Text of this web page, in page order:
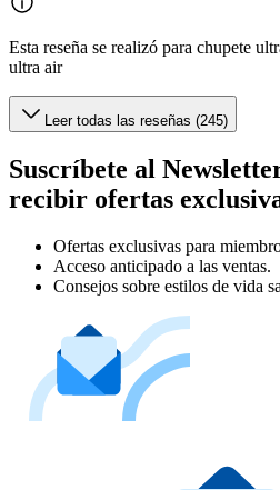
Esta reseña se realizó para chupete
ultra air
Leer todas las reseñas (245)
Suscríbete al
recibir ofertas
Ofertas exclusivas para
Acceso anticipado a las ventas.
Consejos sobre estilos de vida